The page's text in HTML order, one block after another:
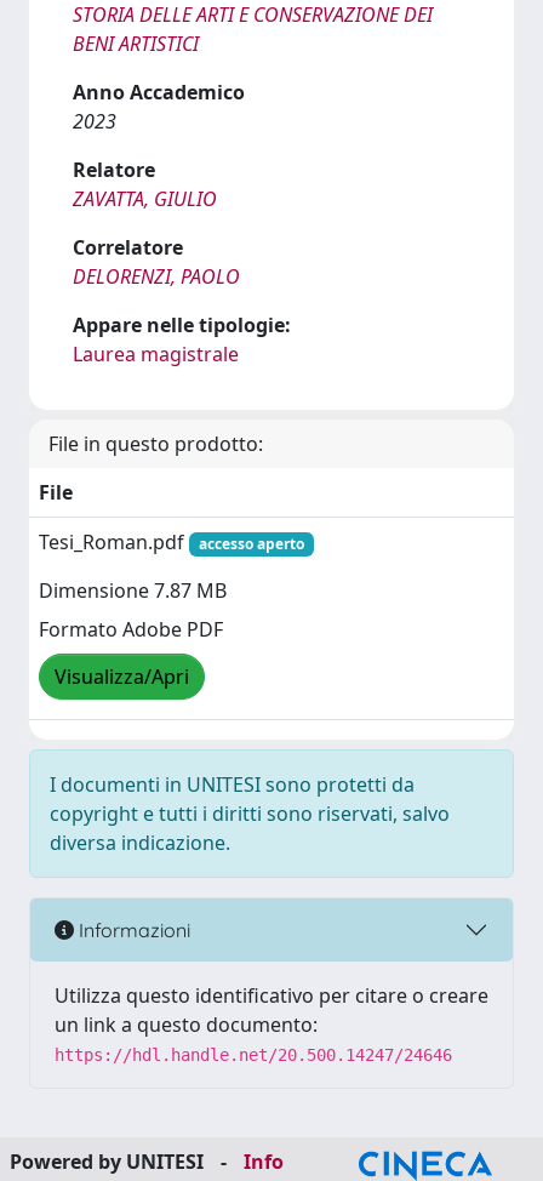
STORIA DELLE ARTI E CONSERVAZIONE DEI
BENI ARTISTICI
Anno Accademico
2023
Relatore
ZAVATTA, GIULIO
Correlatore
DELORENZI, PAOLO
Appare nelle tipologie:
Laurea magistrale
File in questo prodotto:
File
Tesi_Roman.pdf
accesso aperto
Dimensione 7.87 MB
Formato Adobe PDF
Visualizza/Apri
I documenti in UNITESI sono protetti da
copyright e tutti i diritti sono riservati, salvo
diversa indicazione.
Informazioni
Utilizza questo identificativo per citare o creare
un link a questo documento:
https://hdl.handle.net/20.500.14247/24646
Powered by UNITESI -
Info